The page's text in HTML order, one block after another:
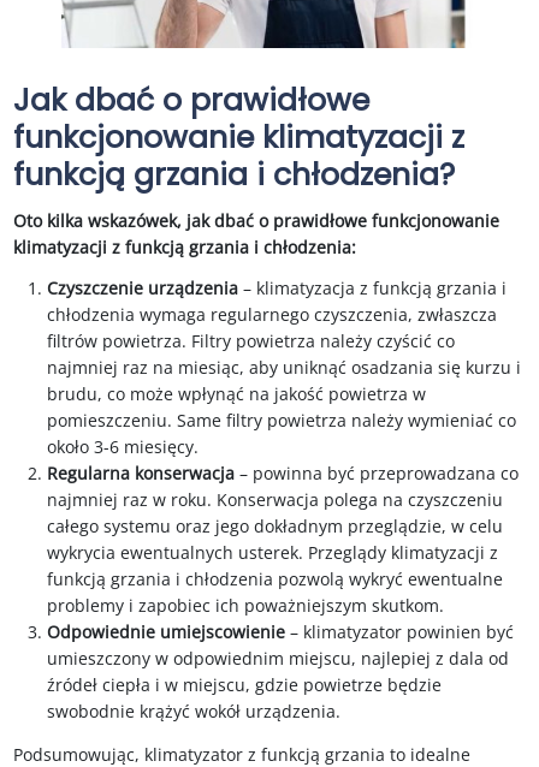
Jak dbać o prawidłowe
funkcjonowanie klimatyzacji z
funkcją grzania i chłodzenia?
Oto kilka wskazówek, jak dbać o prawidłowe funkcjonowanie
klimatyzacji z funkcją grzania i chłodzenia:
Czyszczenie urządzenia– klimatyzacja z funkcją grzania i
chłodzenia wymaga regularnego czyszczenia, zwłaszcza
filtrów powietrza. Filtry powietrza należy czyścić co
najmniej raz na miesiąc, aby uniknąć osadzania się kurzu i
brudu, co może wpłynąć na jakość powietrza w
pomieszczeniu. Same filtry powietrza należy wymieniać co
około 3-6 miesięcy.
Regularna konserwacja– powinna być przeprowadzana co
najmniej raz w roku. Konserwacja polega na czyszczeniu
całego systemu oraz jego dokładnym przeglądzie, w celu
wykrycia ewentualnych usterek. Przeglądy klimatyzacji z
funkcją grzania i chłodzenia pozwolą wykryć ewentualne
problemy i zapobiec ich poważniejszym skutkom.
Odpowiednie umiejscowienie– klimatyzator powinien być
umieszczony w odpowiednim miejscu, najlepiej z dala od
źródeł ciepła i w miejscu, gdzie powietrze będzie
swobodnie krążyć wokół urządzenia.
Podsumowując, klimatyzator z funkcją grzania to idealne